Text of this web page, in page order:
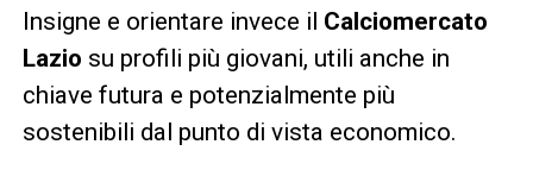
Insigne e orientare invece il Calciomercato
Lazio su profili più giovani, utili anche in
chiave futura e potenzialmente più
sostenibili dal punto di vista economico.